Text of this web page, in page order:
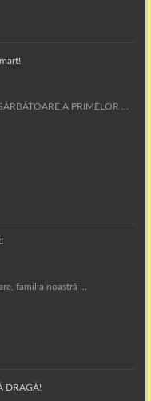
A PRIMELOR …
familia noastră …
DRAGĂ!